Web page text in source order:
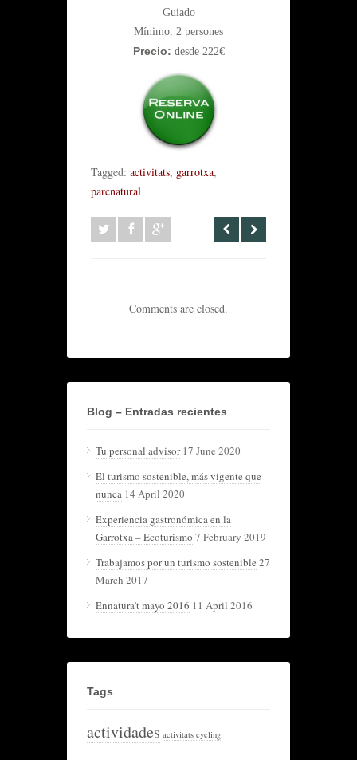
Guiado
Mínimo: 2 persones
Precio: desde 222€
Tagged: activitats, garrotxa,
parcnatural
Comments are closed.
Blog – Entradas recientes
Tu personal advisor 17 June 2020
El turismo sostenible, más vigente que
nunca 14 April 2020
Experiencia gastronómica en la
Garrotxa – Ecoturismo 7 February 2019
Trabajamos por un turismo sostenible 27
March 2017
Ennatura’t mayo 2016 11 April 2016
Tags
actividades activitats cycling